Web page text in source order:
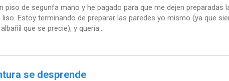
piso de segunfa mano y he pagado para que me dejen preparadas
Estoy terminando de preparar las paredes yo mismo (ya que
que se precie), y quería...
se desprende